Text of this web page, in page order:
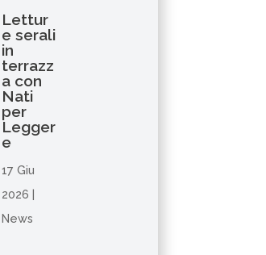
Lettur
e serali
in
terrazz
a con
Nati
per
Legger
e
17 Giu
2026 |
News